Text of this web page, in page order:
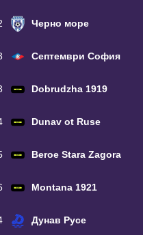
Черно море
Септември София
Dobrudzha 1919
Dunav ot Ruse
Beroe Stara Zagora
Montana 1921
Дунав Русе